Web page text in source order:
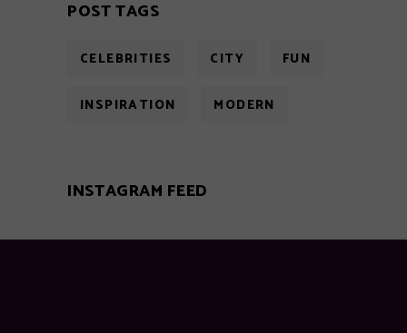
POST TAGS
CELEBRITIES CITY FUN
INSPIRATION MODERN
INSTAGRAM FEED